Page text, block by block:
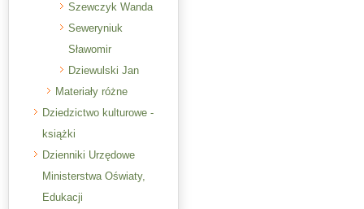
Szewczyk Wanda
Seweryniuk
Sławomir
Dziewulski Jan
Materiały różne
Dziedzictwo kulturowe -
książki
Dzienniki Urzędowe
Ministerstwa Oświaty,
Edukacji